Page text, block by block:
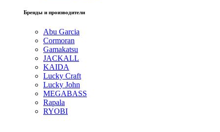
Бренды и производители
Abu Garcia
Cormoran
Gamakatsu
JACKALL
KAIDA
Lucky Craft
Lucky John
MEGABASS
Rapala
RYOBI